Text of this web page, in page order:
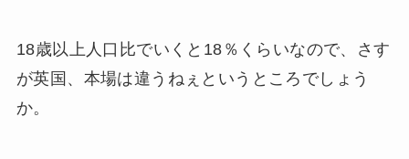
18歳以上人口比でいくと18％くらいなので、さす
が英国、本場は違うねぇというところでしょう
か。